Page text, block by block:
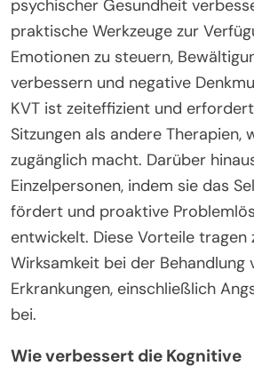
psychischer Gesundheit
praktische Werkzeuge zur
Emotionen zu steuern,
verbessern und negative
KVT ist zeiteffizient und
Sitzungen als andere Therapien,
zugänglich macht. Darüber
Einzelpersonen, indem sie das
fördert und proaktive
entwickelt. Diese Vorteile tragen
Wirksamkeit bei der Behandlung
Erkrankungen, einschließlich
bei.
Wie verbessert die Kognitive